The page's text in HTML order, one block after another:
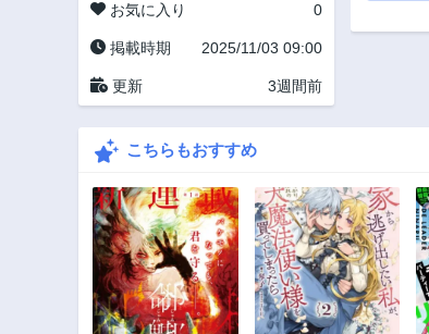
お気に入り 0
掲載時期 2025/11/03 09:00
更新 3週間前
こちらもおすすめ